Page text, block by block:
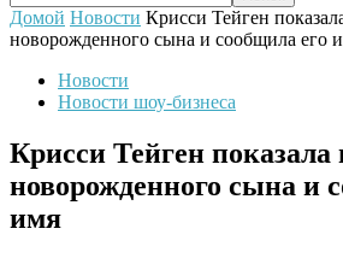
Домой Новости Крисси Тейген
новорожденного сына и сообщила его
Новости
Новости шоу-бизнеса
Крисси Тейген показала
новорожденного сына и
имя